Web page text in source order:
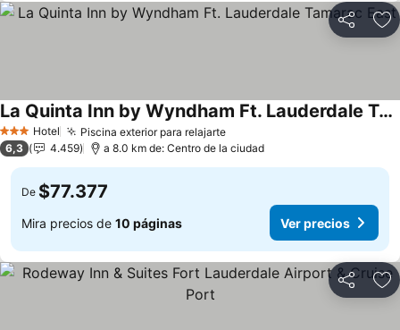
Compartir
3 Estrellas
Hotel Piscina exterior para relajarte
La Quinta Inn by Wyndham Ft. Lauderdale Tamarac East
6,3 4.459 a 8.0 km de: Centro de la ciudad
De $77.377
Mira precios de 10 páginas Ver precios
Compartir